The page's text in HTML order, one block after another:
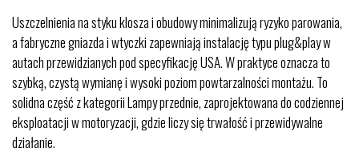
Uszczelnienia na styku klosza i obudowy minimalizują ryzyko parowania,
a fabryczne gniazda i wtyczki zapewniają instalację typu plug&play w
autach przewidzianych pod specyfikację USA. W praktyce oznacza to
szybką, czystą wymianę i wysoki poziom powtarzalności montażu. To
solidna część z kategorii Lampy przednie, zaprojektowana do codziennej
eksploatacji w motoryzacji, gdzie liczy się trwałość i przewidywalne
działanie.